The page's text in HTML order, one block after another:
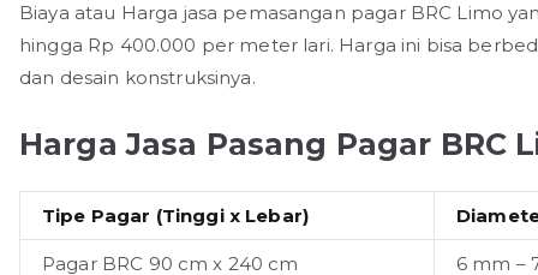
Biaya atau Harga jasa pemasangan pagar BRC Limo
hingga Rp 400.000 per meter lari. Harga ini bisa
dan desain konstruksinya.
Harga Jasa Pasang Pagar BRC
Tipe Pagar (Tinggi x Lebar)
Pagar BRC 90 cm x 240 cm 6 mm –